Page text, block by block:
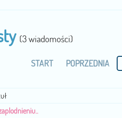
(3 wiadomości)
START POPRZEDNIA